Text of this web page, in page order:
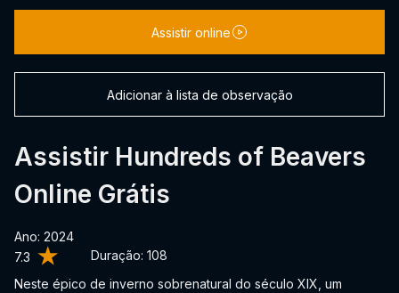
7.3 Duração: 108
Assistir Hundreds of Beavers
Online Grátis
Ano: 2024
Neste épico de inverno sobrenatural do século XIX, um
Assistir online
Adicionar à lista de observação